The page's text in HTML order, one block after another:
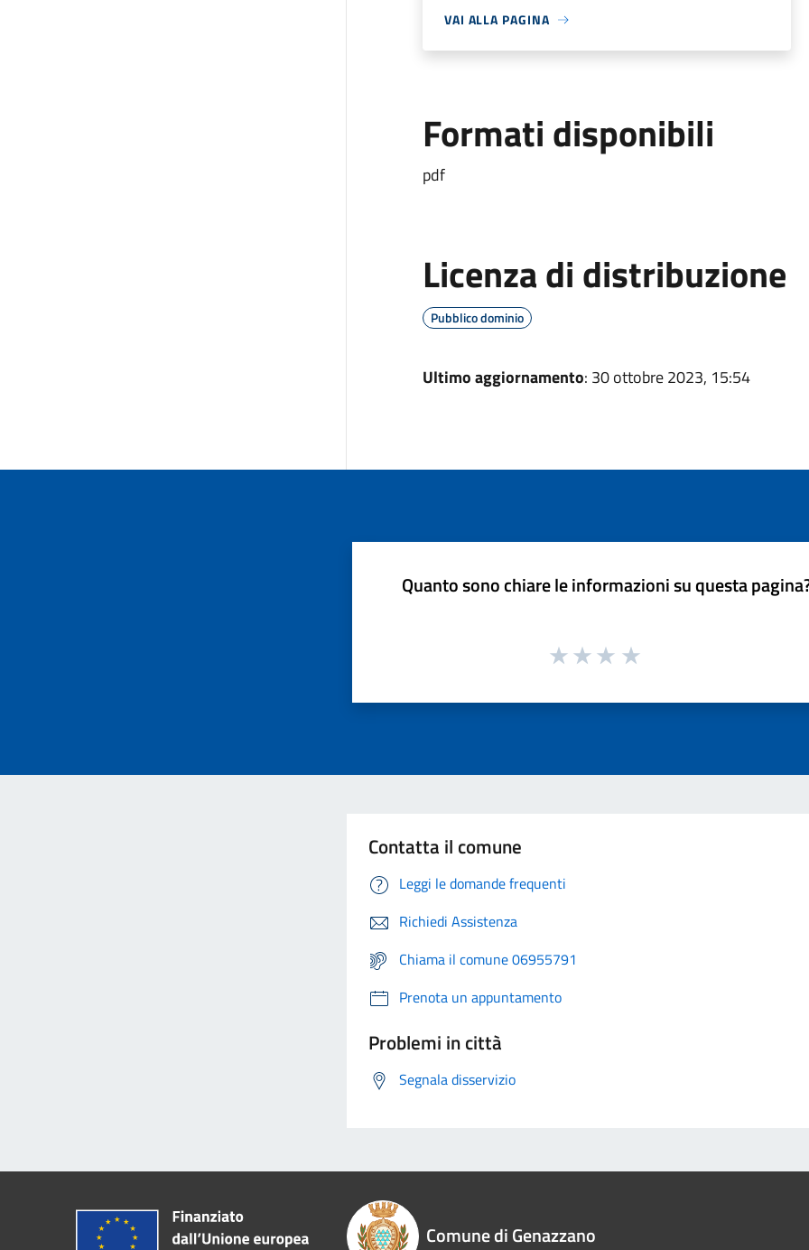
VAI ALLA PAGINA
Formati disponibili
pdf
Licenza di distribuzione
Pubblico dominio
Ultimo aggiornamento: 30 ottobre 2023, 15:54
Quanto sono chiare le informazioni su questa
Contatta il comune
Leggi le domande frequenti
Richiedi Assistenza
Chiama il comune 06955791
Prenota un appuntamento
Problemi in città
Segnala disservizio
Comune di Genazzano